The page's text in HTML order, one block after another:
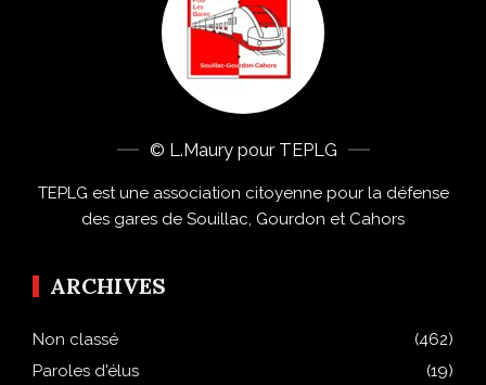
© L.Maury pour TEPLG
TEPLG est une association citoyenne pour la défense
des gares de Souillac, Gourdon et Cahors
ARCHIVES
Non classé
(462)
Paroles d'élus
(19)